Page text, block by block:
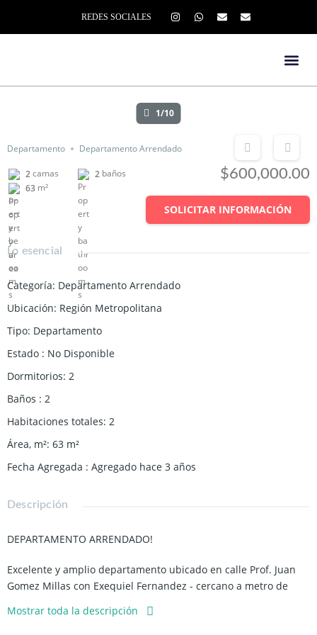
REDES SOCIALES
1/10
Departamento Departamento Arrendado
2camas 2 baños
63 m²
$600,000.00
SOLICITAR INFORMACIÓN
Lo esencial
Categoría: Departamento Arrendado
Ubicación: Región Metropolitana
Tipo: Departamento
Estado : No Disponible
Dormitorios: 2
Baños : 2
Habitaciones totales: 2
Área, m²: 63 m²
Fecha Agregada : Agregado hace 3 años
Descripción
DEPARTAMENTO ARRENDADO!
Excelente y amplio departamento ubicado en calle Prof. Juan
Gomez Millas con Exequiel Fernandez - cercano a metro de
conectividad con transporte publico.
Mostrar toda la descripción